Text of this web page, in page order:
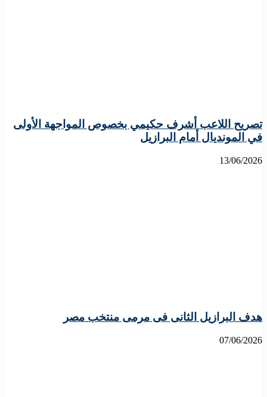
تصريح اللاعب أشرف حكيمي بخصوص المواجهة الأولى
في المونديال أمام البرازيل
13/06/2026
هدف البرازيل الثانى فى مرمى منتخب مصر
07/06/2026